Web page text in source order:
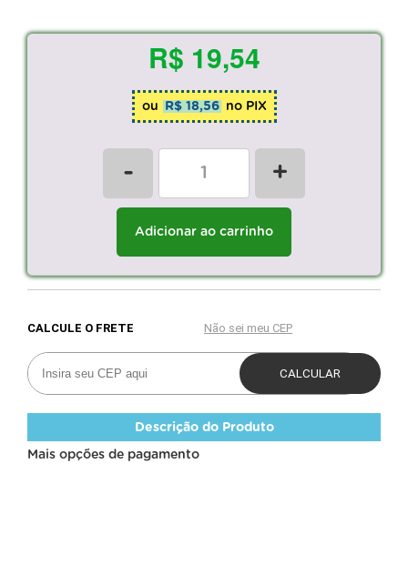
R$ 19,54
ou R$ 18,56 no PIX
- +
Adicionar ao carrinho
Descrição do Produto
Mais opções de pagamento